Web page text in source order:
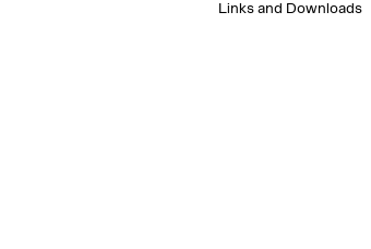
Links and Downloads